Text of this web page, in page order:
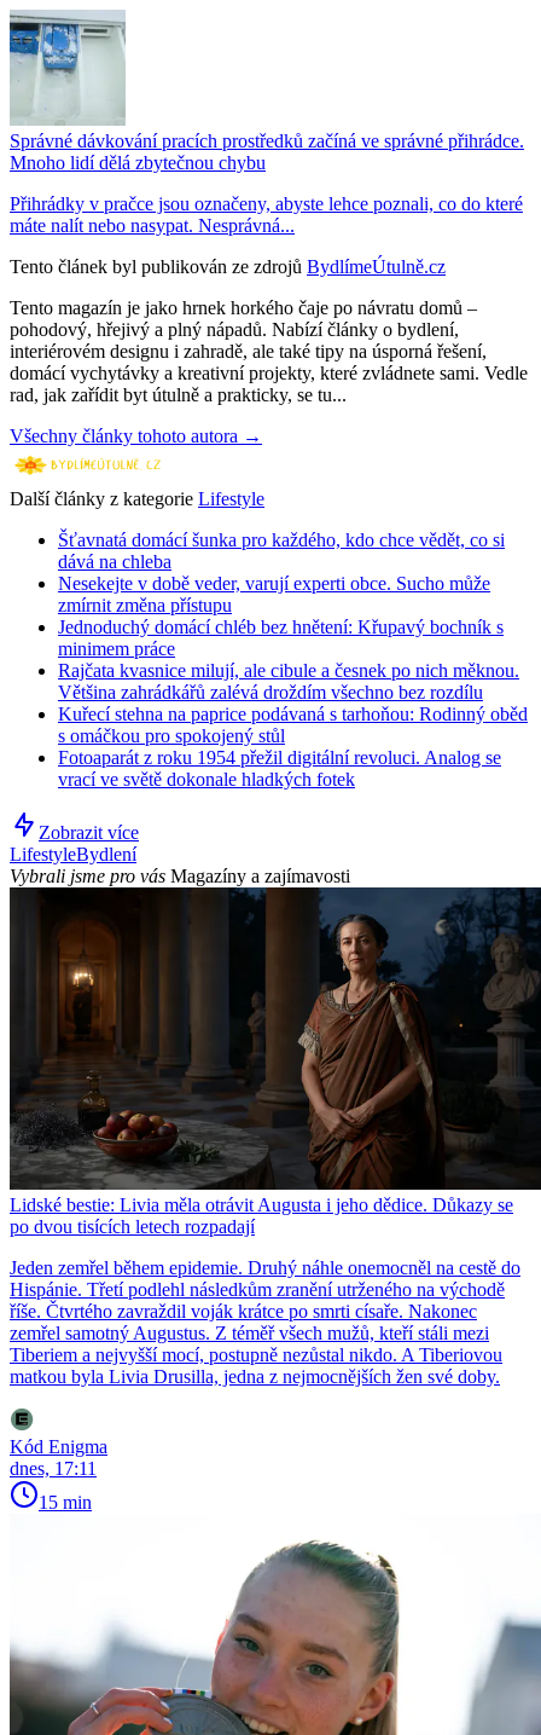
Správné dávkování pracích prostředků začíná ve správné přihrádce.
Mnoho lidí dělá zbytečnou chybu
Přihrádky v pračce jsou označeny, abyste lehce poznali, co do které
máte nalít nebo nasypat. Nesprávná...
Tento článek byl publikován ze zdrojů BydlímeÚtulně.cz
Tento magazín je jako hrnek horkého čaje po návratu domů –
pohodový, hřejivý a plný nápadů. Nabízí články o bydlení,
interiérovém designu i zahradě, ale také tipy na úsporná řešení,
domácí vychytávky a kreativní projekty, které zvládnete sami. Vedle
rad, jak zařídit byt útulně a prakticky, se tu...
Všechny články tohoto autora →
Další články z kategorie Lifestyle
Šťavnatá domácí šunka pro každého, kdo chce vědět, co si
dává na chleba
Nesekejte v době veder, varují experti obce. Sucho může
zmírnit změna přístupu
Jednoduchý domácí chléb bez hnětení: Křupavý bochník s
minimem práce
Rajčata kvasnice milují, ale cibule a česnek po nich měknou.
Většina zahrádkářů zalévá droždím všechno bez rozdílu
Kuřecí stehna na paprice podávaná s tarhoňou: Rodinný oběd
s omáčkou pro spokojený stůl
Fotoaparát z roku 1954 přežil digitální revoluci. Analog se
vrací ve světě dokonale hladkých fotek
Zobrazit více
LifestyleBydlení
Vybrali jsme pro vás Magazíny a zajímavosti
Lidské bestie: Livia měla otrávit Augusta i jeho dědice. Důkazy se
po dvou tisících letech rozpadají
Jeden zemřel během epidemie. Druhý náhle onemocněl na cestě do
Hispánie. Třetí podlehl následkům zranění utrženého na východě
říše. Čtvrtého zavraždil voják krátce po smrti císaře. Nakonec
zemřel samotný Augustus. Z téměř všech mužů, kteří stáli mezi
Tiberiem a nejvyšší mocí, postupně nezůstal nikdo. A Tiberiovou
matkou byla Livia Drusilla, jedna z nejmocnějších žen své doby.
Kód Enigma
dnes, 17:11
15 min